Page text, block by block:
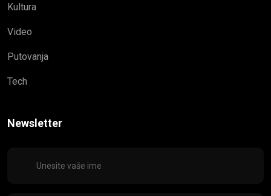
Kultura
Video
Putovanja
Tech
Newsletter